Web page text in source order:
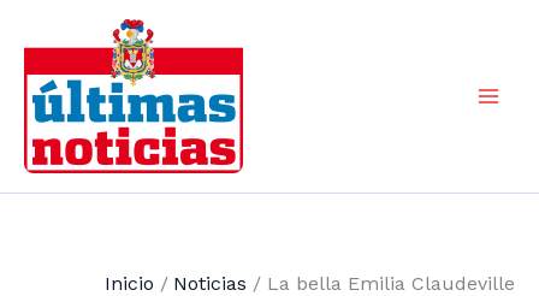
contenido
Inicio Noticias La bella Emilia Claudeville